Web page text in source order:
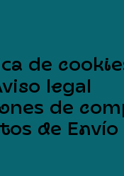
de
legal
de
de Envío